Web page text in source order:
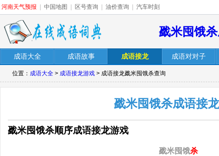
河南天气预报 中国地图 区号查询 油价查询 汽车时刻
戤米囤饿
成语大全 成语故事 成语接龙 成语对对子
位置： 成语大全 > 成语接龙游戏 > 成语接龙戤米囤饿杀查询
戤米囤饿杀成语接
戤米囤饿杀顺序成语接龙游戏
戤米囤饿杀